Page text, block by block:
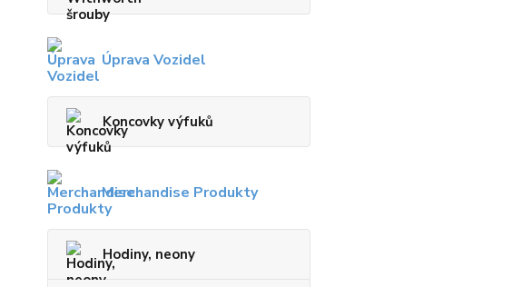
Úprava Vozidel
Koncovky výfuků
Merchandise Produkty
Hodiny, neony